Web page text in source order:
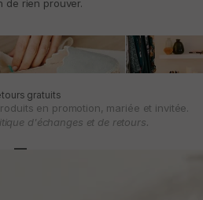
de rien prouver.
gratuits
en promotion, mariée et invitée.
d'échanges et de retours.